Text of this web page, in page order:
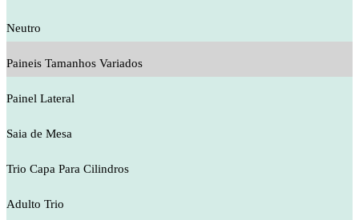
Neutro
Paineis Tamanhos Variados
Painel Lateral
Saia de Mesa
Trio Capa Para Cilindros
Adulto Trio